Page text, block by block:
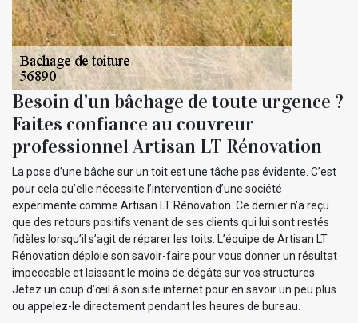
Besoin d’un bâchage de toute urgence ?
Faites confiance au couvreur
professionnel Artisan LT Rénovation
La pose d’une bâche sur un toit est une tâche pas évidente. C’est
pour cela qu’elle nécessite l’intervention d’une société
expérimente comme Artisan LT Rénovation. Ce dernier n’a reçu
que des retours positifs venant de ses clients qui lui sont restés
fidèles lorsqu’il s’agit de réparer les toits. L’équipe de Artisan LT
Rénovation déploie son savoir-faire pour vous donner un résultat
impeccable et laissant le moins de dégâts sur vos structures.
Jetez un coup d’œil à son site internet pour en savoir un peu plus
ou appelez-le directement pendant les heures de bureau.